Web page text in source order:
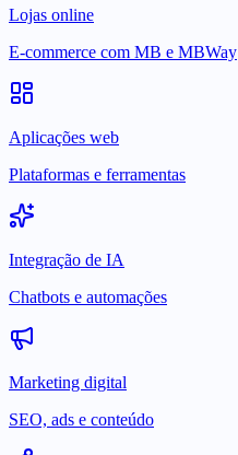
Lojas online
E-commerce com MB e MBWay
Aplicações web
Plataformas e ferramentas
Integração de IA
Chatbots e automações
Marketing digital
SEO, ads e conteúdo